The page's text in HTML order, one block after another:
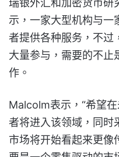
瑞银外汇和加密货币
示，一家大型机构与一
者提供各种服务，不过
大量参与，需要的不止
作。
Malcolm表示，“希望
者将进入该领域，同时
市场将开始看起来更像